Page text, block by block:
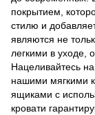
покрытием,
стилю и
являются не
легкими в уходе,
Нацеливайтесь
нашими мягкими
ящиками с
кровати